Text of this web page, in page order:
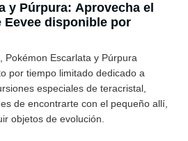
y Púrpura: Aprovecha el
Eevee disponible por
Pokémon Escarlata y Púrpura
por tiempo limitado dedicado a
especiales de teracristal,
de encontrarte con el pequeño allí,
objetos de evolución.